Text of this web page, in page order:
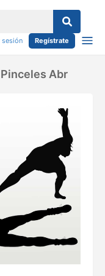
sesión Regístrate
Abr